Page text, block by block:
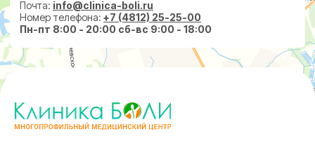
Пн-пт 8:00 - 20:00 сб-вс 9:00 - 18:00
Малоинвазивная
хирургия
На суставах
На позвоночнике
По флебологии